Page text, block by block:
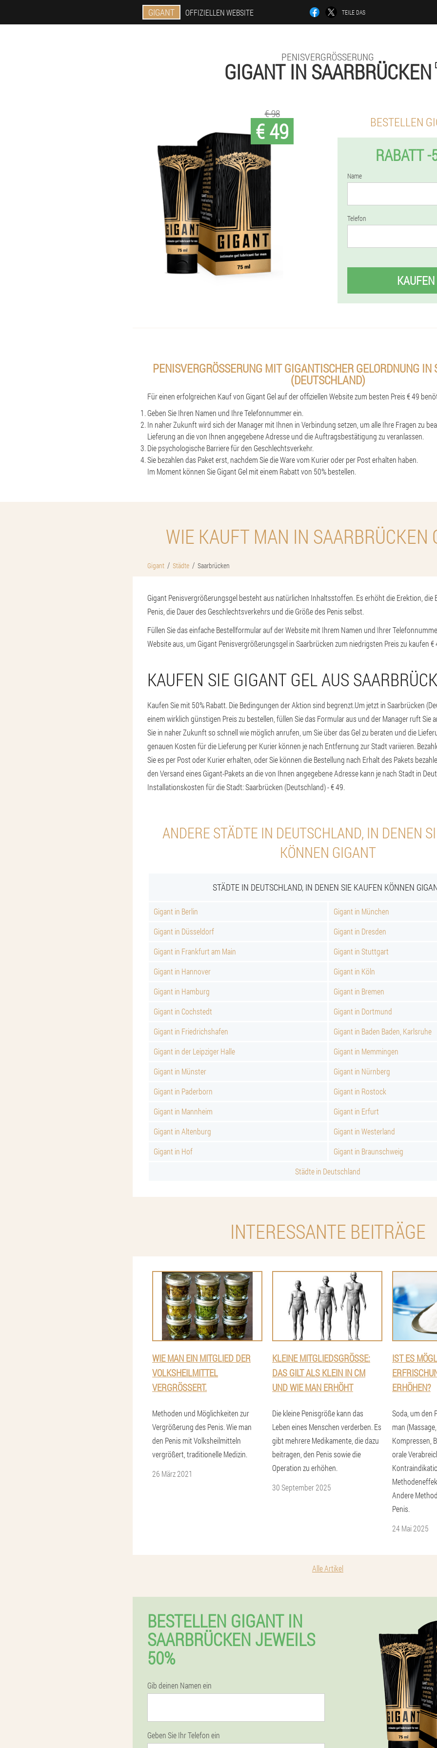
GIGANT OFFIZIELLEN WEBSITE TEILE DAS
PENISVERGRÖSSERUNG
GIGANT IN SAARBRÜCKEN
€ 49
€ 98
BESTELLEN
RABATT -
Name
Telefon
KAUFEN
PENISVERGRÖSSERUNG MIT GIGANTISCHER GELORDNUNG IN
DEUTSCHLAND)
Für einen erfolgreichen Kauf von Gigant Gel auf der offiziellen Website zum besten Preis € 49
Geben Sie Ihren Namen und Ihre Telefonnummer ein.
In naher Zukunft wird sich der Manager mit Ihnen in Verbindung setzen, um alle Ihre Fragen zu
Lieferung an die von Ihnen angegebene Adresse und die Auftragsbestätigung zu veranlassen.
Die psychologische Barriere für den Geschlechtsverkehr.
Sie bezahlen das Paket erst, nachdem Sie die Ware vom Kurier oder per Post erhalten haben.
Im Moment können Sie Gigant Gel mit einem Rabatt von 50% bestellen.
WIE KAUFT MAN IN SAARBRÜCKEN
Gigant Städte Saarbrücken
Gigant Penisvergrößerungsgel besteht aus natürlichen Inhaltsstoffen. Es erhöht die Erektion, die
Penis, die Dauer des Geschlechtsverkehrs und die Größe des Penis selbst.
Füllen Sie das einfache Bestellformular auf der Website mit Ihrem Namen und Ihrer
Website aus, um Gigant Penisvergrößerungsgel in Saarbrücken zum niedrigsten Preis zu kaufen €
KAUFEN SIE GIGANT GEL AUS
Kaufen Sie mit 50% Rabatt. Die Bedingungen der Aktion sind begrenzt.Um jetzt in Saarbrücken
einem wirklich günstigen Preis zu bestellen, füllen Sie das Formular aus und der Manager ruft Sie
Sie in naher Zukunft so schnell wie möglich anrufen, um Sie über das Gel zu beraten und die
genauen Kosten für die Lieferung per Kurier können je nach Entfernung zur Stadt variieren.
Sie es per Post oder Kurier erhalten, oder Sie können die Bestellung nach Erhalt des Pakets
den Versand eines Gigant-Pakets an die von Ihnen angegebene Adresse kann je nach Stadt in
Installationskosten für die Stadt: Saarbrücken (Deutschland) - € 49.
ANDERE STÄDTE IN DEUTSCHLAND, IN DENEN
KÖNNEN GIGANT
STÄDTE IN DEUTSCHLAND, IN DENEN SIE KAUFEN KÖNNEN
Gigant in Berlin
Gigant in München
Gigant in Düsseldorf
Gigant in Dresden
Gigant in Frankfurt am Main
Gigant in Stuttgart
Gigant in Hannover
Gigant in Köln
Gigant in Hamburg
Gigant in Bremen
Gigant in Cochstedt
Gigant in Dortmund
Gigant in Friedrichshafen
Gigant in Baden Baden, Karlsruhe
Gigant in der Leipziger Halle
Gigant in Memmingen
Gigant in Münster
Gigant in Nürnberg
Gigant in Paderborn
Gigant in Rostock
Gigant in Mannheim
Gigant in Erfurt
Gigant in Altenburg
Gigant in Westerland
Gigant in Hof
Gigant in Braunschweig
Städte in Deutschland
INTERESSANTE BEITRÄGE
WIE MAN EIN MITGLIED DER
VOLKSHEILMITTEL
VERGRÖSSERT.
Methoden und Möglichkeiten zur
Vergrößerung des Penis. Wie man
den Penis mit Volksheilmitteln
vergrößert, traditionelle Medizin.
26 März 2021
KLEINE MITGLIEDSGRÖSSE: D
AS GILT ALS KLEIN IN CM U
ND WIE MAN ERHÖHT
Die kleine Penisgröße kann das
Leben eines Menschen verderben. Es
gibt mehrere Medikamente, die dazu
beitragen, den Penis sowie die
Operation zu erhöhen.
30 September 2025
IST ES
ERHÖHEN?
Soda, um den
man
Kompressen,
orale
Andere
Penis.
24 Mai 2025
Alle Artikel
BESTELLEN GIGANT IN
SAARBRÜCKEN JEWEILS
50%
Gib deinen Namen ein
Geben Sie Ihr Telefon ein